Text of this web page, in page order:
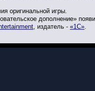
оригинальной игры.
дополнение»
, издатель - «1С».